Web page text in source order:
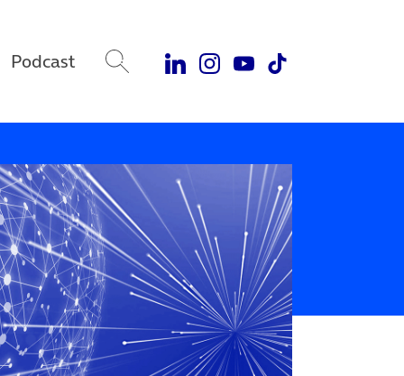
Podcast